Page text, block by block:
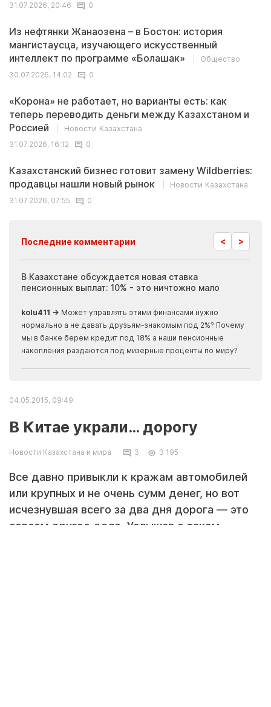
31.07.2026, 20:46
0
Из нефтянки Жанаозена – в Бостон: история
мангистаусца, изучающего искусственный
интеллект по программе «Болашак»
Общество
30.07.2026, 14:02
0
«Корона» не работает, но варианты есть: как
теперь переводить деньги между Казахстаном и
Россией
Новости Казахстана
31.07.2026, 16:12
0
Казахстанский бизнес готовит замену Wildberries:
продавцы нашли новый рынок
Новости Казахстана
31.07.2026, 07:55
0
Последние комментарии < >
В Казахстане обсуждается новая ставка
пенсионных выплат: 10% - это ничтожно мало
kolu411 → Может управлять этими финансами нужно
нормально а не давать друзьям-знакомым под 2%? Почему
мы в банке берем кредит под 18% а наши пенсионные
накопления раздаются под мизерные проценты по миру?
04.05.2015, 09:49
В Китае украли… дорогу
Новости Казахстана и мира 3 3 195
Все давно привыкли к кражам автомобилей
или крупных и не очень сумм денег, но вот
исчезнувшая всего за два дня дорога — это
совсем другое дело. Услышав о таком